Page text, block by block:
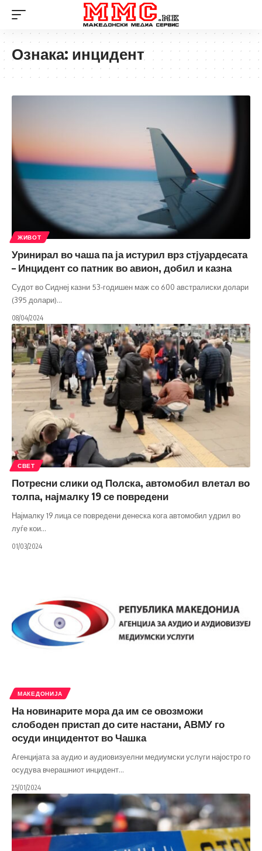
Ознака: инцидент
ЖИВОТ
Уринирал во чаша па ја истурил врз стјуардесата
– Инцидент со патник во авион, добил и казна
Судот во Сиднеј казни 53-годишен маж со 600 австралиски долари
(395 долари)…
08/04/2024
СВЕТ
Потресни слики од Полска, автомобил влетал во
толпа, најмалку 19 се повредени
Најмалку 19 лица се повредени денеска кога автомобил удрил во
луѓе кои…
01/03/2024
МАКЕДОНИЈА
На новинарите мора да им се овозможи
слободен пристап до сите настани, АВМУ го
осуди инцидентот во Чашка
Агенцијата за аудио и аудиовизуелни медиумски услуги најостро го
осудува вчерашниот инцидент…
25/01/2024